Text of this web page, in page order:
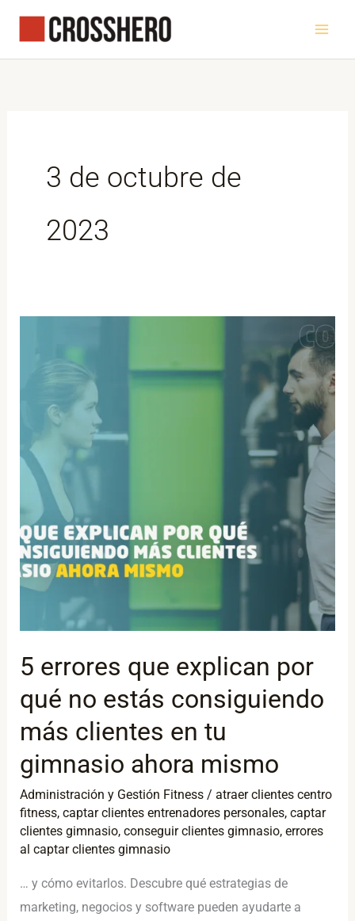
contenido
3 de octubre de
2023
5 errores que explican por
qué no estás consiguiendo
más clientes en tu
gimnasio ahora mismo
Administración y Gestión Fitness /atraer clientes centro
fitness,captar clientes entrenadores personales,captar
clientes gimnasio,conseguir clientes gimnasio,errores
al captar clientes gimnasio
… y cómo evitarlos. Descubre qué estrategias de
marketing, negocios y software pueden ayudarte a
qué
no
estás
consiguiendo
más
clientes
en
gimnasio
ahora